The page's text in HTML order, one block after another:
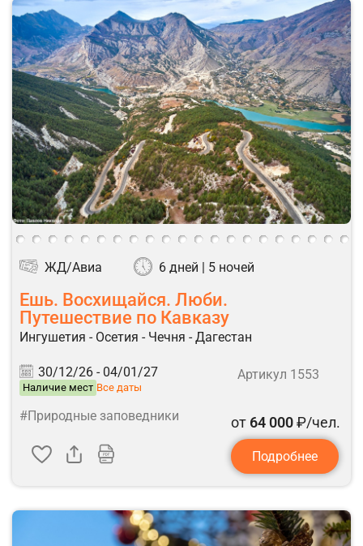
ЖД/Авиа 6 дней | 5 ночей
Ешь. Восхищайся. Люби.
Путешествие по Кавказу
Ингушетия - Осетия - Чечня - Дагестан
30/12/26 - 04/01/27
Наличие мест Все даты
Артикул 1553
#Природные заповедники от 64 000₽/чел.
Подробнее